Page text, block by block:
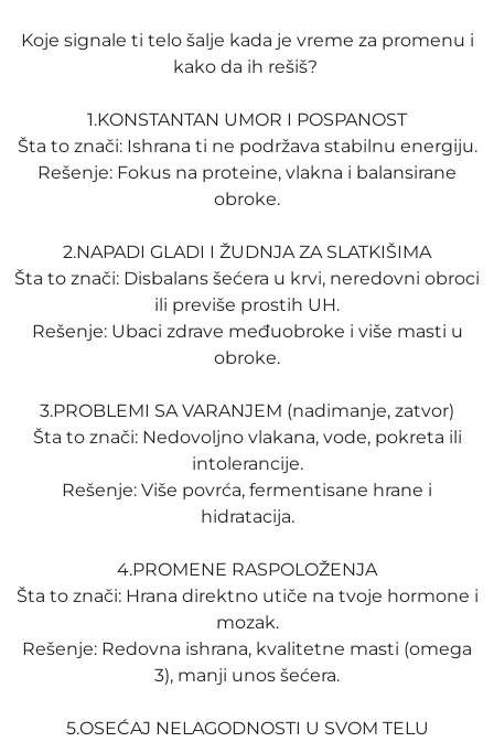
Koje signale ti telo šalje kada je vreme za promenu i
kako da ih rešiš?
1.KONSTANTAN UMOR I POSPANOST
Šta to znači: Ishrana ti ne podržava stabilnu energiju.
Rešenje: Fokus na proteine, vlakna i balansirane
obroke.
2.NAPADI GLADI I ŽUDNJA ZA SLATKIŠIMA
Šta to znači: Disbalans šećera u krvi, neredovni obroci
ili previše prostih UH.
Rešenje: Ubaci zdrave međuobroke i više masti u
obroke.
3.PROBLEMI SA VARANJEM (nadimanje, zatvor)
Šta to znači: Nedovoljno vlakana, vode, pokreta ili
intolerancije.
Rešenje: Više povrća, fermentisane hrane i
hidratacija.
4.PROMENE RASPOLOŽENJA
Šta to znači: Hrana direktno utiče na tvoje hormone i
mozak.
Rešenje: Redovna ishrana, kvalitetne masti (omega
3), manji unos šećera.
5.OSEĆAJ NELAGODNOSTI U SVOM TELU